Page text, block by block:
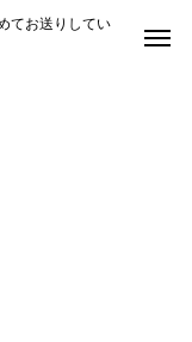
てお送りしてい